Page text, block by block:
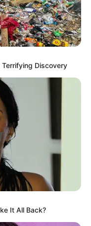
ഭരണഘടനാ
ചിന്ത​ഗതിയെ
എനിക്ക്
Discovery
It All Back?